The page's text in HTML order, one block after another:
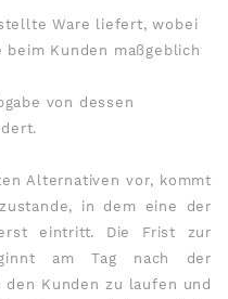
Ware liefert, wobei
beim Kunden maßgeblich
von dessen
Alternativen vor, kommt
in dem eine der
eintritt. Die Frist zur
am Tag nach der
den Kunden zu laufen und